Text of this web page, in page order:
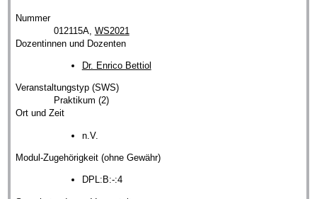
Nummer
012115A, WS2021
Dozentinnen und Dozenten
Dr. Enrico Bettiol
Veranstaltungstyp (SWS)
Praktikum (2)
Ort und Zeit
n.V.
Modul-Zugehörigkeit (ohne Gewähr)
DPL:B:-:4